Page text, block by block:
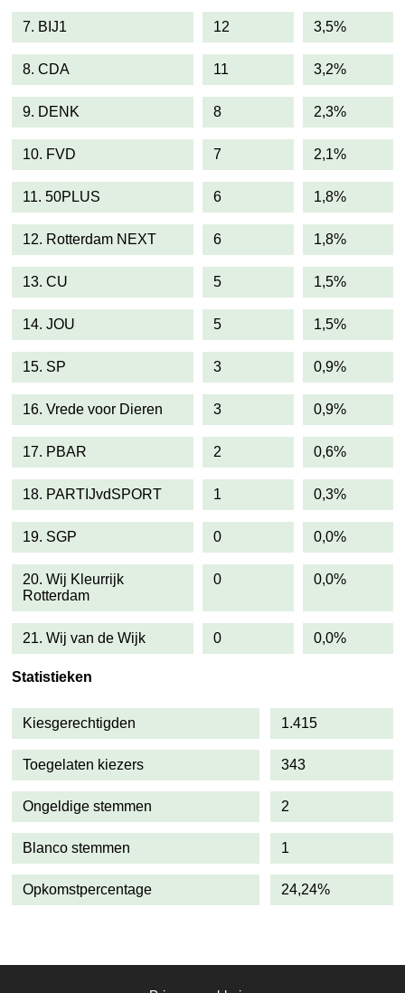
7. BIJ1 12 3,5%
8. CDA 11 3,2%
9. DENK 8 2,3%
10. FVD 7 2,1%
11. 50PLUS 6 1,8%
12. Rotterdam NEXT 6 1,8%
13. CU 5 1,5%
14. JOU 5 1,5%
15. SP 3 0,9%
16. Vrede voor Dieren 3 0,9%
17. PBAR 2 0,6%
18. PARTIJvdSPORT 1 0,3%
19. SGP 0 0,0%
20. Wij Kleurrijk
Rotterdam
0 0,0%
21. Wij van de Wijk 0 0,0%
Statistieken
Kiesgerechtigden 1.415
Toegelaten kiezers 343
Ongeldige stemmen 2
Blanco stemmen 1
Opkomstpercentage 24,24%